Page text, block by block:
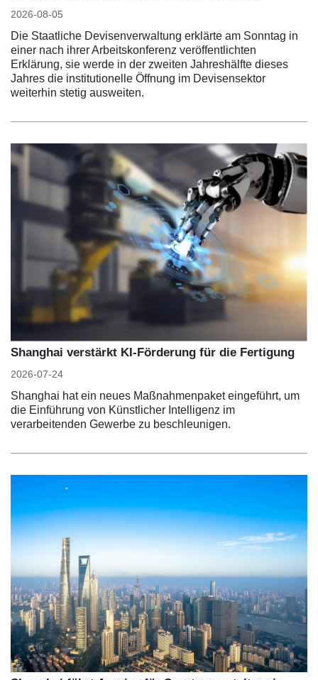
2026-08-05
Die Staatliche Devisenverwaltung erklärte am Sonntag in
einer nach ihrer Arbeitskonferenz veröffentlichten
Erklärung, sie werde in der zweiten Jahreshälfte dieses
Jahres die institutionelle Öffnung im Devisensektor
weiterhin stetig ausweiten.
Shanghai verstärkt KI-Förderung für die Fertigung
2026-07-24
Shanghai hat ein neues Maßnahmenpaket eingeführt, um
die Einführung von Künstlicher Intelligenz im
verarbeitenden Gewerbe zu beschleunigen.